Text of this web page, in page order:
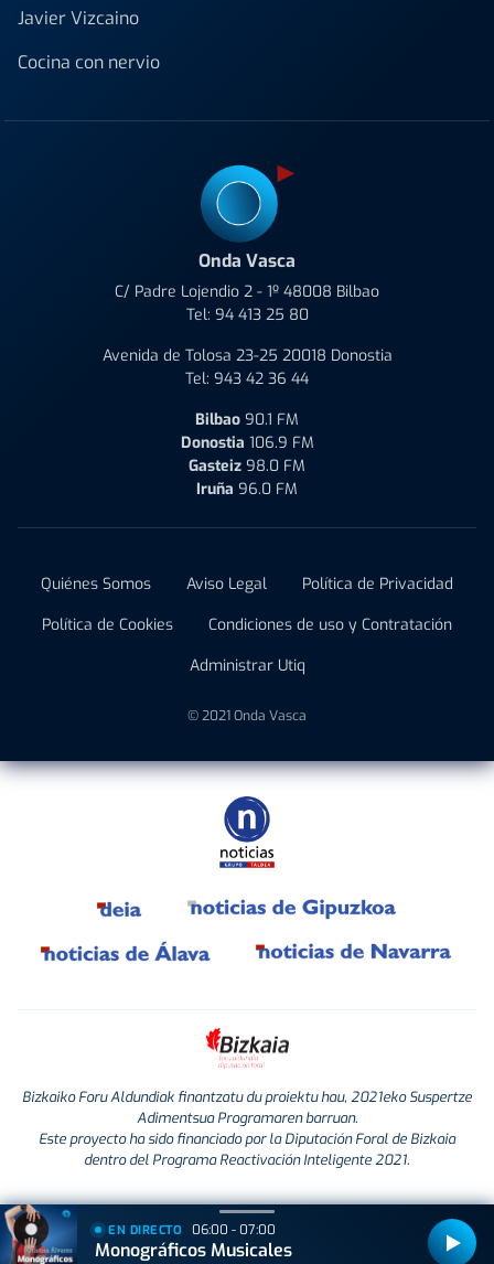
Javier Vizcaino
Cocina con nervio
Onda Vasca
C/ Padre Lojendio 2 - 1º 48008 Bilbao
Tel: 94 413 25 80
Avenida de Tolosa 23-25 20018 Donostia
Tel: 943 42 36 44
Bilbao 90.1 FM
Donostia 106.9 FM
Gasteiz 98.0 FM
Iruña 96.0 FM
Quiénes Somos Aviso Legal
Política de Privacidad
Política de Cookies
Condiciones de uso y Contratación
Administrar Utiq
© 2021 Onda Vasca
Bizkaiko Foru Aldundiak finantzatu du proiektu hau, 2021eko Suspertze
Adimentsua Programaren barruan.
Este proyecto ha sido financiado por la Diputación Foral de Bizkaia
dentro del Programa Reactivación Inteligente 2021.
EN DIRECTO 06:00 - 07:00
Monográficos Musicales